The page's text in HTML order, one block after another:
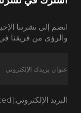
انضم إلى نشرتنا
والرؤى من فريقنا
البريد الإلكتروني: [email protected]